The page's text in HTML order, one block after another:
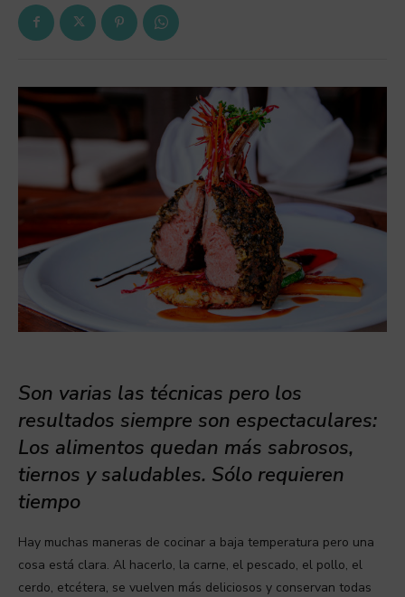
Son varias las técnicas pero los
resultados siempre son espectaculares:
Los alimentos quedan más sabrosos,
tiernos y saludables. Sólo requieren
tiempo
Hay muchas maneras de cocinar a baja temperatura pero una
cosa está clara. Al hacerlo, la carne, el pescado, el pollo, el
cerdo, etcétera, se vuelven más deliciosos y conservan todas